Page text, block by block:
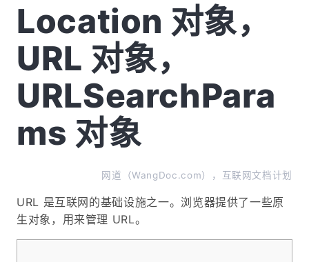
Location 对象，
URL 对象，
URLSearchPara
ms 对象
网道（WangDoc.com），互联网文档计划
URL 是互联网的基础设施之一。浏览器提供了一些原
生对象，用来管理 URL。